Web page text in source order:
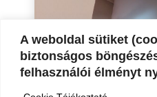
A weboldal sütiket
biztonságos
felhasználói élményt